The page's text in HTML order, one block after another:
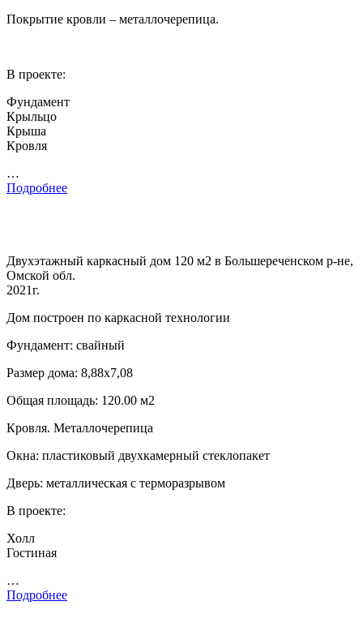
Покрытие кровли – металлочерепица.
В проекте:
Фундамент
Крыльцо
Крыша
Кровля
…
Подробнее
Двухэтажный каркасный дом 120 м2 в Большереченском р-не,
Омской обл.
2021г.
Дом построен по каркасной технологии
Фундамент: свайный
Размер дома: 8,88х7,08
Общая площадь: 120.00 м2
Кровля. Металлочерепица
Окна: пластиковый двухкамерный стеклопакет
Дверь: металлическая с терморазрывом
В проекте:
Холл
Гостиная
…
Подробнее